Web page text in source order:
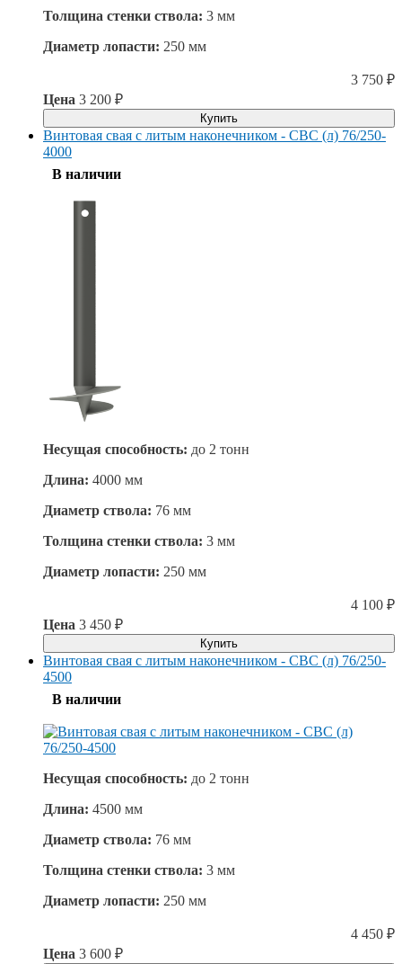
Толщина стенки ствола: 3 мм
Диаметр лопасти: 250 мм
3 750 ₽
Цена 3 200 ₽
Купить
Винтовая свая с литым наконечником - СВС (л) 76/250-
4000
В наличии
Несущая способность: до 2 тонн
Длина: 4000 мм
Диаметр ствола: 76 мм
Толщина стенки ствола: 3 мм
Диаметр лопасти: 250 мм
4 100 ₽
Цена 3 450 ₽
Купить
Винтовая свая с литым наконечником - СВС (л) 76/250-
4500
В наличии
Несущая способность: до 2 тонн
Длина: 4500 мм
Диаметр ствола: 76 мм
Толщина стенки ствола: 3 мм
Диаметр лопасти: 250 мм
4 450 ₽
Цена 3 600 ₽